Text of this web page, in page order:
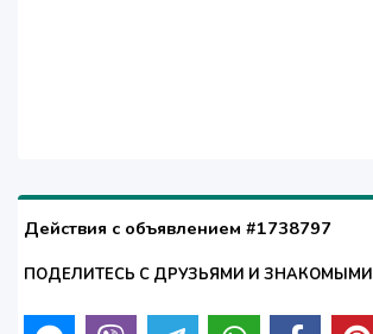
Действия с объявлением #1738797
ПОДЕЛИТЕСЬ С ДРУЗЬЯМИ И ЗНАКОМЫМИ